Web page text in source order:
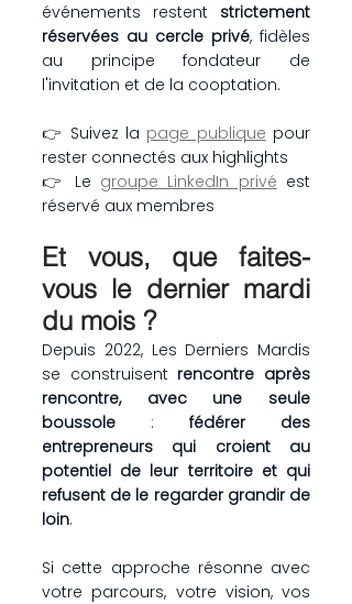
événements restent strictement
réservées au cercle privé, fidèles
au principe fondateur de
l'invitation et de la cooptation.
👉 Suivez la page publique pour
rester connectés aux highlights
👉 Le groupe LinkedIn privé est
réservé aux membres
Et vous, que faites-
vous le dernier mardi
du mois ?
Depuis 2022, Les Derniers Mardis
se construisent rencontre après
rencontre, avec une seule
boussole : fédérer des
entrepreneurs qui croient au
potentiel de leur territoire et qui
refusent de le regarder grandir de
loin.
Si cette approche résonne avec
votre parcours, votre vision, vos